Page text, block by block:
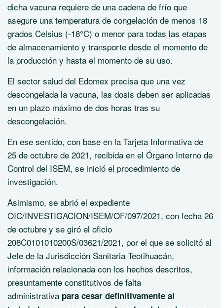
dicha vacuna requiere de una cadena de frío que
asegure una temperatura de congelación de menos 18
grados Celsius (-18°C) o menor para todas las etapas
de almacenamiento y transporte desde el momento de
la producción y hasta el momento de su uso.
El sector salud del Edomex precisa que una vez
descongelada la vacuna, las dosis deben ser aplicadas
en un plazo máximo de dos horas tras su
descongelación.
En ese sentido, con base en la Tarjeta Informativa de
25 de octubre de 2021, recibida en el Órgano Interno de
Control del ISEM, se inició el procedimiento de
investigación.
Asimismo, se abrió el expediente
OIC/INVESTIGACION/ISEM/OF/097/2021, con fecha 26
de octubre y se giró el oficio
208C0101010200S/03621/2021, por el que se solicitó al
Jefe de la Jurisdicción Sanitaria Teotihuacán,
información relacionada con los hechos descritos,
presuntamente constitutivos de falta
administrativa para cesar definitivamente al